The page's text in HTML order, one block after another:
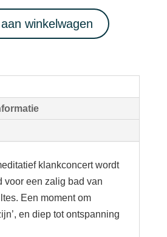
winkelwagen
klankconcert wordt
voor een zalig bad van
Een moment om
en diep tot ontspanning